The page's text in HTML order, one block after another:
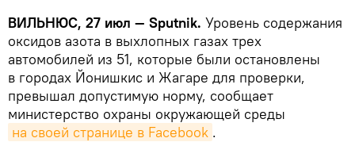
ВИЛЬНЮС, 27 июл — Sputnik. Уровень содержания
оксидов азота в выхлопных газах трех
автомобилей из 51, которые были остановлены
в городах Йонишкис и Жагаре для проверки,
превышал допустимую норму, сообщает
министерство охраны окружающей среды
на своей странице в Facebook .